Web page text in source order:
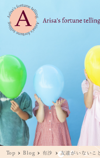
Top Blog 有沙 友達がいないこ